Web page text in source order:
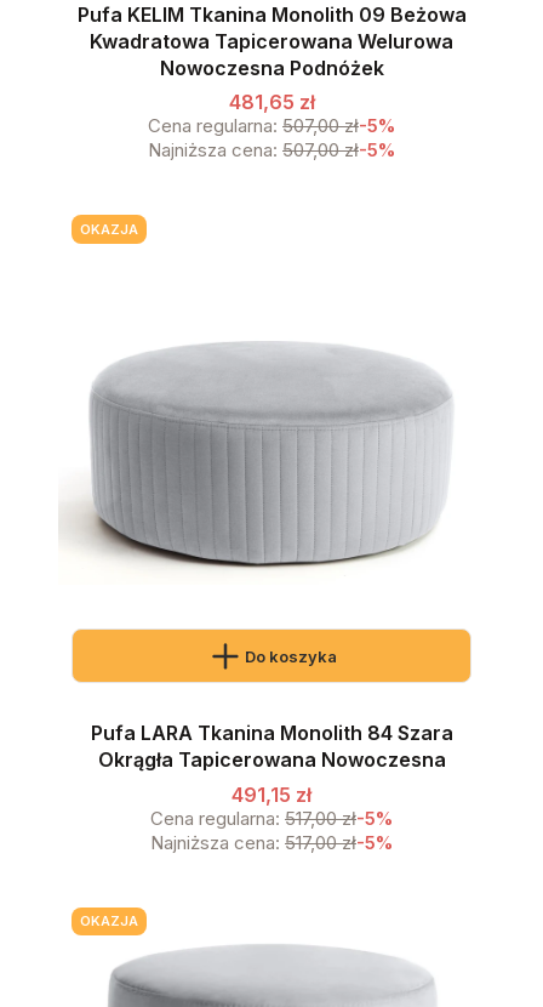
Pufa KELIM Tkanina Monolith 09 Beżowa
Kwadratowa Tapicerowana Welurowa
Nowoczesna Podnóżek
481,65 zł
Cena regularna: 507,00 zł-5%
Najniższa cena: 507,00 zł-5%
OKAZJA
Do koszyka
Pufa LARA Tkanina Monolith 84 Szara
Okrągła Tapicerowana Nowoczesna
491,15 zł
Cena regularna: 517,00 zł-5%
Najniższa cena: 517,00 zł-5%
OKAZJA